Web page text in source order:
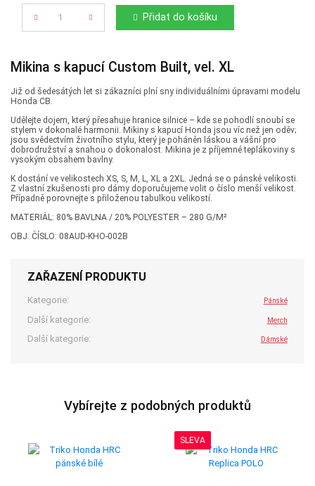
Počet Přidat do košíku
Mikina s kapucí Custom Built, vel. XL
Již od šedesátých let si zákazníci plní sny individuálními úpravami modelu
Honda CB.
Udělejte dojem, který přesahuje hranice silnice – kde se pohodlí snoubí se
stylem v dokonalé harmonii. Mikiny s kapucí Honda jsou víc než jen oděv;
jsou svědectvím životního stylu, který je poháněn láskou a vášní pro
dobrodružství a snahou o dokonalost. Mikina je z příjemné teplákoviny s
vysokým obsahem bavlny.
K dostání ve velikostech XS, S, M, L, XL a 2XL. Jedná se o pánské velikosti.
Z vlastní zkušenosti pro dámy doporučujeme volit o číslo menší velikost.
Případně porovnejte s přiloženou tabulkou velikostí.
MATERIÁL: 80% BAVLNA / 20% POLYESTER – 280 G/M²
OBJ. ČÍSLO: 08AUD-KHO-002B
ZAŘAZENÍ PRODUKTU
Kategorie: Pánské
Další kategorie: Merch
Další kategorie: Dámské
Vybírejte z podobných produktů
SLEVA